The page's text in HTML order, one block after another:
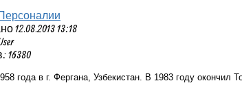
12.08.2013 13:18
16380
года в г. Фергана, Узбекистан. В 1983 году окончил